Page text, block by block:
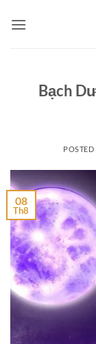
Bạch
POSTED
08
Th8